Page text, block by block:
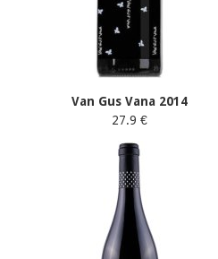
Van Gus Vana 2014
27.9 €